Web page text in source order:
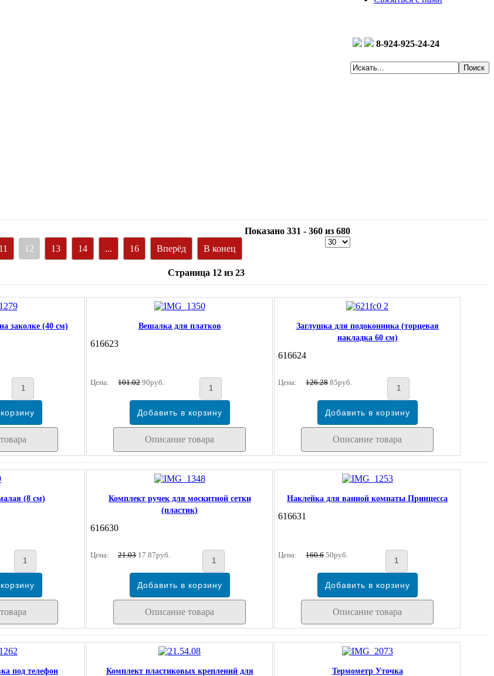
8-924-925-24-24
11 12 13 14 ... 16 Вперёд В конец
Страница 12 из 23
Показано 331 - 360 из 680
заколке (40 см) Вешалка для платков
616623
Цена: 101.0290руб.
Описание товара
Заглушка для подоконника (торцевая
накладка 60 см)
616624
Цена: 126.2885руб.
Описание товара
(8 см)
Комплект ручек для москитной сетки
(пластик)
616630
Цена: 21.0317.87руб.
Описание товара
Наклейка для ванной комнаты Принцесса
616631
Цена: 160.650руб.
Описание товара
под телефон
Комплект пластиковых креплений для
Термометр Уточка